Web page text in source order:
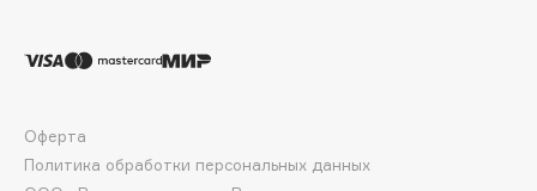
Eigshow
Elian Russia
Elie Saab
Оферта
Политика обработки персональных данных